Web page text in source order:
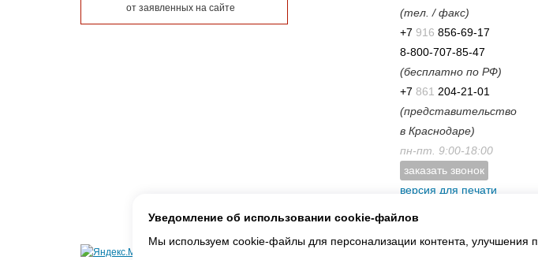
от заявленных на сайте
(тел. / факс)
+7 916 856-69-17
8-800-707-85-47
(бесплатно по РФ)
+7 861 204-21-01
(представительство
в Краснодаре)
пн-пт. 9:00-18:00
заказать звонок
версия для печати
Уведомление об использовании cookie-файлов
Мы используем cookie-файлы для персонализации контента, улучшения